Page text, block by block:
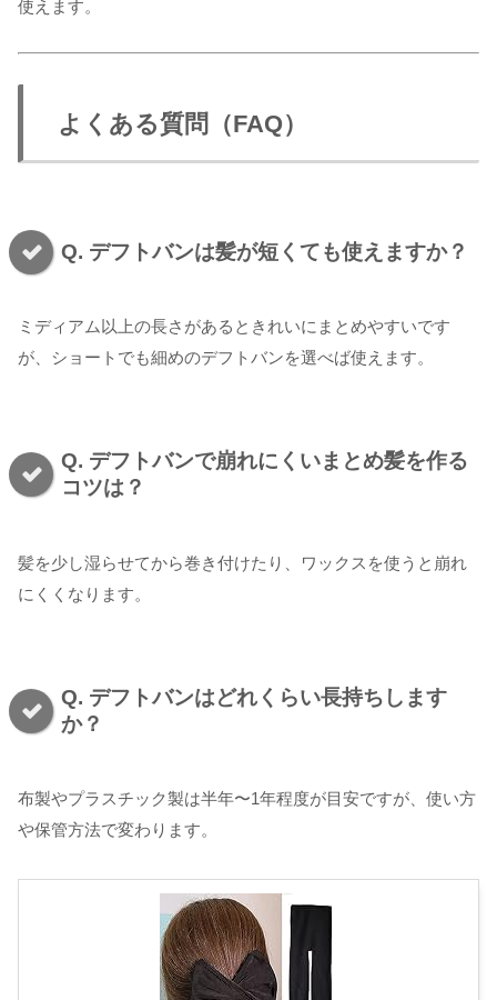
使えます。
よくある質問（FAQ）
Q. デフトバンは髪が短くても使えますか？
ミディアム以上の長さがあるときれいにまとめやすいです
が、ショートでも細めのデフトバンを選べば使えます。
Q. デフトバンで崩れにくいまとめ髪を作る
コツは？
髪を少し湿らせてから巻き付けたり、ワックスを使うと崩れ
にくくなります。
Q. デフトバンはどれくらい長持ちします
か？
布製やプラスチック製は半年〜1年程度が目安ですが、使い方
や保管方法で変わります。